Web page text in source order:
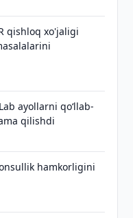
qishloq xo'jaligi
ayollarni qoʻllab-
qilishdi
hamkorligini